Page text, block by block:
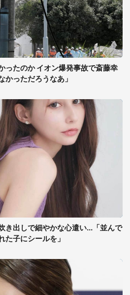
ったのか イオン爆発事故で斎藤幸
かっただろうなあ」
き出しで細やかな心遣い...「並んで
た子にシールを」